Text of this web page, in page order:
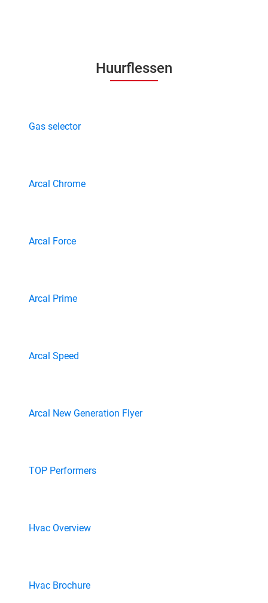
Huurflessen
Gas selector
Arcal Chrome
Arcal Force
Arcal Prime
Arcal Speed
Arcal New Generation Flyer
TOP Performers
Hvac Overview
Hvac Brochure